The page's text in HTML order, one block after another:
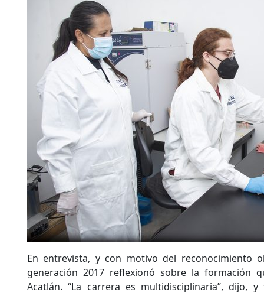
En entrevista, y con motivo del reconocimiento
generación 2017 reflexionó sobre la formación
Acatlán. “La carrera es multidisciplinaria”, dijo,